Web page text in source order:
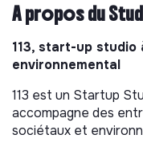
A propos du
113, start-up studio
environnemental
113 est un Startup
accompagne des
sociétaux et